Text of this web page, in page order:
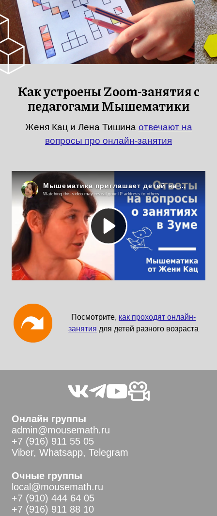
Как устроены Zoom-занятия с
педагогами Мышематики
Женя Кац и Лена Тишина отвечают на
вопросы про онлайн-занятия
Посмотрите, как проходят онлайн-
занятия для детей разного возраста
Онлайн группы
admin@mousemath.ru
+7 (916) 911 55 05
Viber, Whatsapp, Telegram
Очные группы
local@mousemath.ru
+7 (910) 444 64 05
+7 (916) 911 88 10